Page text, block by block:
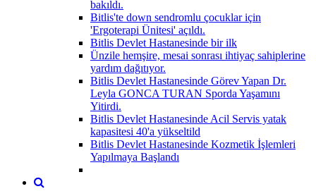
bakıldı.
Bitlis'te down sendromlu çocuklar için
'Ergoterapi Ünitesi' açıldı.
Bitlis Devlet Hastanesinde bir ilk
Ünzile hemşire, mesai sonrası ihtiyaç sahiplerine
yardım dağıtıyor.
Bitlis Devlet Hastanesinde Görev Yapan Dr.
Leyla GONCA TURAN Sporda Yaşamını
Yitirdi.
Bitlis Devlet Hastanesinde Acil Servis yatak
kapasitesi 40'a yükseltild
Bitlis Devlet Hastanesinde Kozmetik İşlemleri
Yapılmaya Başlandı